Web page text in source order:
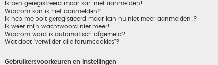
Ik ben geregistreerd maar kan niet aanmelden!
Waarom kan ik niet aanmelden?
Ik heb me ooit geregistreerd maar kan nu niet meer aanmelden!?
Ik weet mijn wachtwoord niet meer!
Waarom word ik automatisch afgemeld?
Wat doet "verwijder alle forumcookies"?
Gebruikersvoorkeuren en instellingen